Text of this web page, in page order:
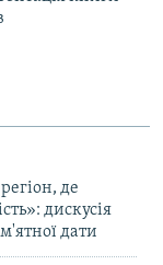
де
дискусія
дати